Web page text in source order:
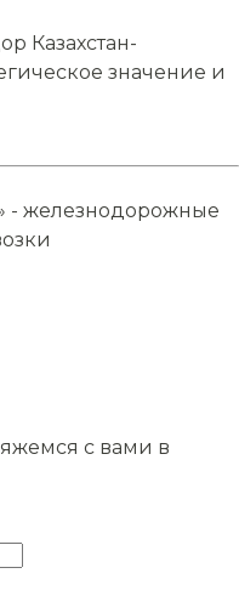
Казахстан-
значение и
- железнодорожные
с вами в